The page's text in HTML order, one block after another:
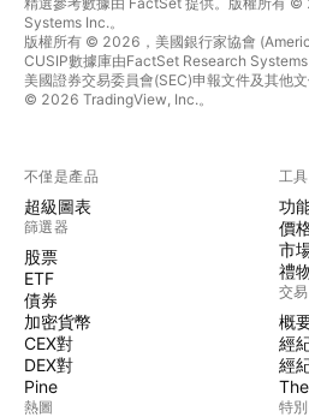
Systems Inc.。
版權所有 © 2026，美國銀行家協會
CUSIP數據庫由FactSet Research Systems
美國證券交易委員會(SEC)申報文件及其他
© 2026 TradingView, Inc.。
不僅是產品
超級圖表
篩選器
股票
ETF
債券
加密貨幣
CEX對
DEX對
Pine
熱圖
工
功
價
市
禮
交易
概
經
經
特